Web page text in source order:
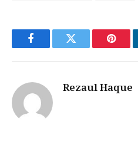
FacebookTwitter
Rezaul Haque